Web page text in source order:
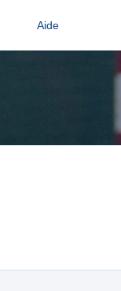
Aide